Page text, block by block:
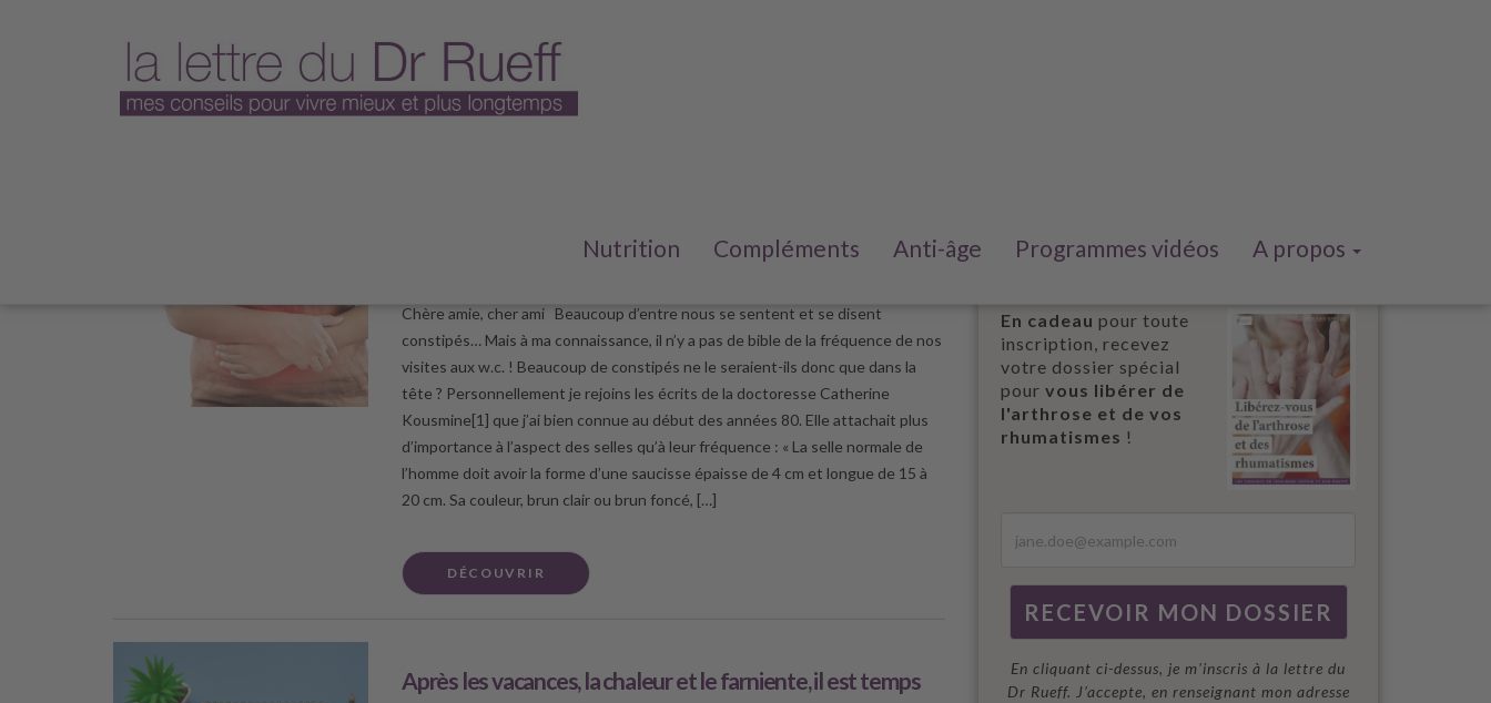
Nutrition Compléments Anti-âge Programmes vidéos A propos
6
Chère amie, cher ami Beaucoup d’entre nous se sentent et se disent
constipés… Mais à ma connaissance, il n’y a pas de bible de la fréquence de nos
visites aux w.c. ! Beaucoup de constipés ne le seraient-ils donc que dans la
tête ? Personnellement je rejoins les écrits de la doctoresse Catherine
Kousmine[1] que j’ai bien connue au début des années 80. Elle attachait plus
d’importance à l’aspect des selles qu’à leur fréquence : « La selle normale de
l’homme doit avoir la forme d’une saucisse épaisse de 4 cm et longue de 15 à
20 cm. Sa couleur, brun clair ou brun foncé, […]
DÉCOUVRIR
Après les vacances, la chaleur et le farniente, il est temps
En cadeau pour toute
inscription, recevez
votre dossier spécial
pour vous libérer de
l'arthrose et de vos
rhumatismes !
En cliquant ci-dessus, je m'inscris à la lettre du
Dr Rueff. J’accepte, en renseignant mon adresse